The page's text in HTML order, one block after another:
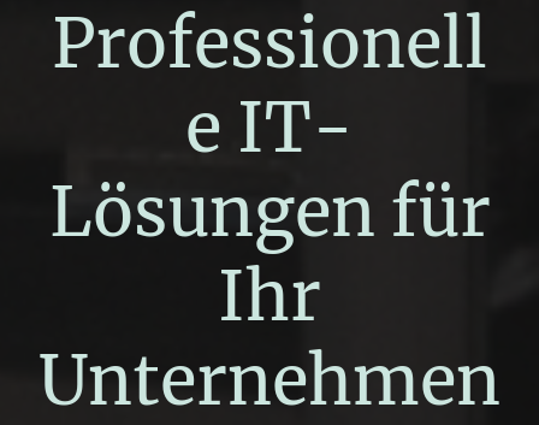
Professionell
e IT-
Lösungen für
Ihr
Unternehmen